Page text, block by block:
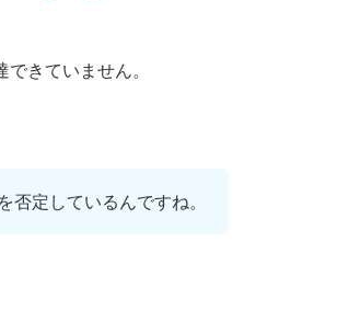
きていません。
定しているんですね。